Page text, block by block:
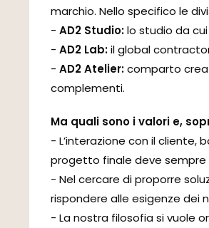
marchio. Nello specifico le
- AD2 Studio:lo studio da
- AD2 Lab:il global
- AD2 Atelier:comparto
complementi.
Ma quali sono i valori e,
- L’interazione con il cliente,
progetto finale deve sempre
- Nel cercare di proporre
rispondere alle esigenze dei
- La nostra filosofia si vuole